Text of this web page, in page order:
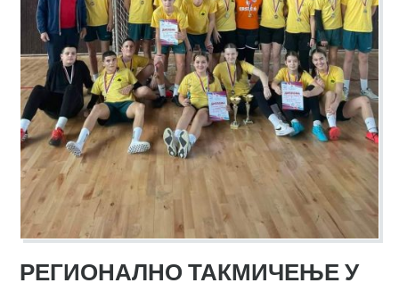
РЕГИОНАЛНО ТАКМИЧЕЊЕ У